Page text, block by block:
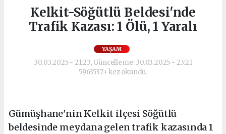
Kelkit-Söğütlü Beldesi'nde
Trafik Kazası: 1 Ölü, 1 Yaralı
YAŞAM
30.03.2025 - 21:23, Güncelleme: 30.03.2025 - 23:21
5963537+ kez okundu.
Gümüşhane'nin Kelkit ilçesi Söğütlü
beldesinde meydana gelen trafik kazasında 1